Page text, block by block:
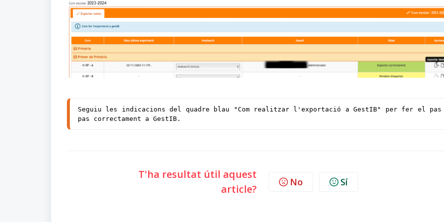
Seguiu les indicacions del quadre blau "Com realitzar l'exportació a GestIB" per fer el pas
pas correctament a GestIB.
T'ha resultat útil aquest
article?
No Sí